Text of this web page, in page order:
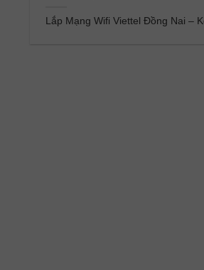
Lắp Mạng Wifi Viettel Đồng Nai –